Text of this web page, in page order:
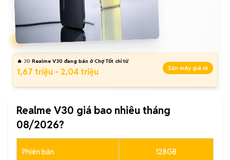
🔥 30 Realme V30 đang bán ở Chợ Tốt chỉ từ
1,67 triệu - 2,04 triệu Săn máy giá rẻ
Realme V30 giá bao nhiêu tháng
08/2026?
Phiên bản 128GB